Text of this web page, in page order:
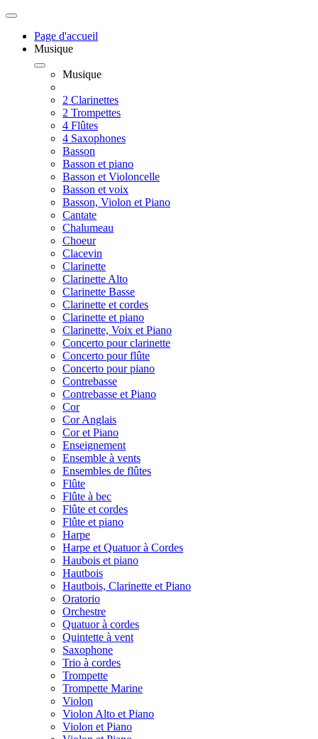
Page d'accueil
Musique
Musique
2 Clarinettes
2 Trompettes
4 Flûtes
4 Saxophones
Basson
Basson et piano
Basson et Violoncelle
Basson et voix
Basson, Violon et Piano
Cantate
Chalumeau
Choeur
Clacevin
Clarinette
Clarinette Alto
Clarinette Basse
Clarinette et cordes
Clarinette et piano
Clarinette, Voix et Piano
Concerto pour clarinette
Concerto pour flûte
Concerto pour piano
Contrebasse
Contrebasse et Piano
Cor
Cor Anglais
Cor et Piano
Enseignement
Ensemble à vents
Ensembles de flûtes
Flûte
Flûte à bec
Flûte et cordes
Flûte et piano
Harpe
Harpe et Quatuor à Cordes
Haubois et piano
Hautbois
Hautbois, Clarinette et Piano
Oratorio
Orchestre
Quatuor à cordes
Quintette à vent
Saxophone
Trio à cordes
Trompette
Trompette Marine
Violon
Violon Alto et Piano
Violon et Piano